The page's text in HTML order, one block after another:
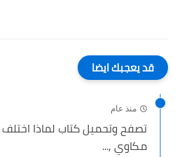
قد يعجبك ايضا
منذ عام
تصفح وتحميل كتاب لماذا
مكاوي ,...